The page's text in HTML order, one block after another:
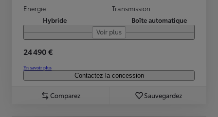
Energie
Hybride
Transmission
Boîte automatique
Voir plus
24 490 €
En savoir plus
Contactez la concession
Comparez Sauvegardez